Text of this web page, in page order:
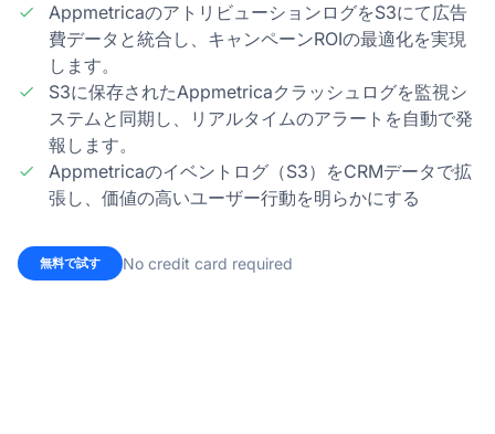
AppmetricaのアトリビューションログをS3にて広告
費データと統合し、キャンペーンROIの最適化を実現
します。
S3に保存されたAppmetricaクラッシュログを監視シ
ステムと同期し、リアルタイムのアラートを自動で発
報します。
Appmetricaのイベントログ（S3）をCRMデータで拡
張し、価値の高いユーザー行動を明らかにする
無料で試す No credit card required